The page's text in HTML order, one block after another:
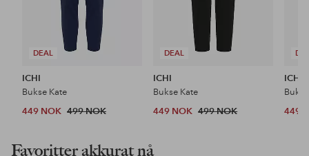
DEAL
ICHI
Bukse Kate
449 NOK 499 NOK
DEAL
ICHI
Bukse Kate
449 NOK 499 NOK
ICHI
449
Favoritter akkurat nå